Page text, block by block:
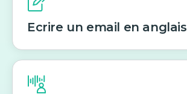
Ecrire un email en anglais